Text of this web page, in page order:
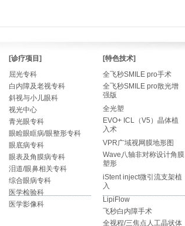
[诊疗项目]
屈光专科
白内障及老视专科
斜视与小儿眼科
视光中心
青光眼专科
眼睑眼眶病/眼整形专科
眼底病专科
眼表及角膜病专科
泪道/眼鼻相关专科
综合眼病专科
医学检验科
医学影像科
[特色技术]
全飞秒SMILE pro手术
全飞秒SMILE pro散光增
强版
全光塑
EVO+ ICL（V5）晶体植
入术
VPR广域视网膜地形图
Wave八轴非对称设计角膜
塑形
iStent inject微引流支架植
入
LipiFlow
飞秒白内障手术
全视程/三焦点人工晶状体